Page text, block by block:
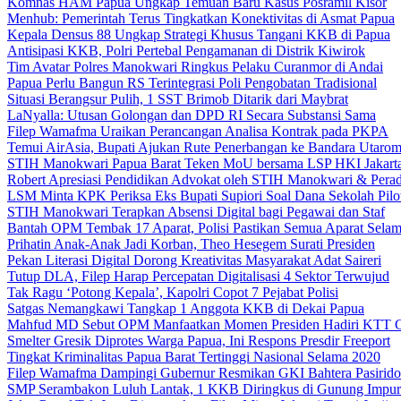
Menhub: Pemerintah Terus Tingkatkan Konektivitas di Asmat Papua
Kepala Densus 88 Ungkap Strategi Khusus Tangani KKB di Papua
Antisipasi KKB, Polri Pertebal Pengamanan di Distrik Kiwirok
Tim Avatar Polres Manokwari Ringkus Pelaku Curanmor di Andai
Papua Perlu Bangun RS Terintegrasi Poli Pengobatan Tradisional
Situasi Berangsur Pulih, 1 SST Brimob Ditarik dari Maybrat
LaNyalla: Utusan Golongan dan DPD RI Secara Substansi Sama
Filep Wamafma Uraikan Perancangan Analisa Kontrak pada PKPA
Temui AirAsia, Bupati Ajukan Rute Penerbangan ke Bandara Utarom
STIH Manokwari Papua Barat Teken MoU bersama LSP HKI
Robert Apresiasi Pendidikan Advokat oleh STIH Manokwari &
LSM Minta KPK Periksa Eks Bupati Supiori Soal Dana Sekolah
STIH Manokwari Terapkan Absensi Digital bagi Pegawai dan Staf
Bantah OPM Tembak 17 Aparat, Polisi Pastikan Semua Aparat
Prihatin Anak-Anak Jadi Korban, Theo Hesegem Surati Presiden
Pekan Literasi Digital Dorong Kreativitas Masyarakat Adat Saireri
Tutup DLA, Filep Harap Percepatan Digitalisasi 4 Sektor Terwujud
Tak Ragu ‘Potong Kepala’, Kapolri Copot 7 Pejabat Polisi
Satgas Nemangkawi Tangkap 1 Anggota KKB di Dekai Papua
Mahfud MD Sebut OPM Manfaatkan Momen Presiden Hadiri KTT
Smelter Gresik Diprotes Warga Papua, Ini Respons Presdir Freeport
Tingkat Kriminalitas Papua Barat Tertinggi Nasional Selama 2020
Filep Wamafma Dampingi Gubernur Resmikan GKI Bahtera Pasirido
SMP Serambakon Luluh Lantak, 1 KKB Diringkus di Gunung